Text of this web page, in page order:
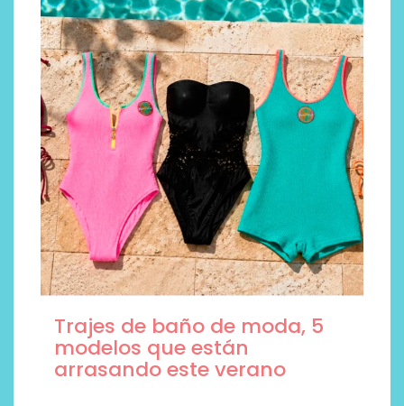
Trajes de baño de moda, 5
modelos que están
arrasando este verano